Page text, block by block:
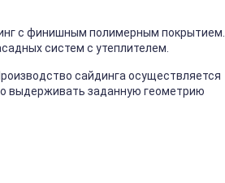
с финишным полимерным покрытием.
систем с утеплителем.
сайдинга осуществляется
выдерживать заданную геометрию